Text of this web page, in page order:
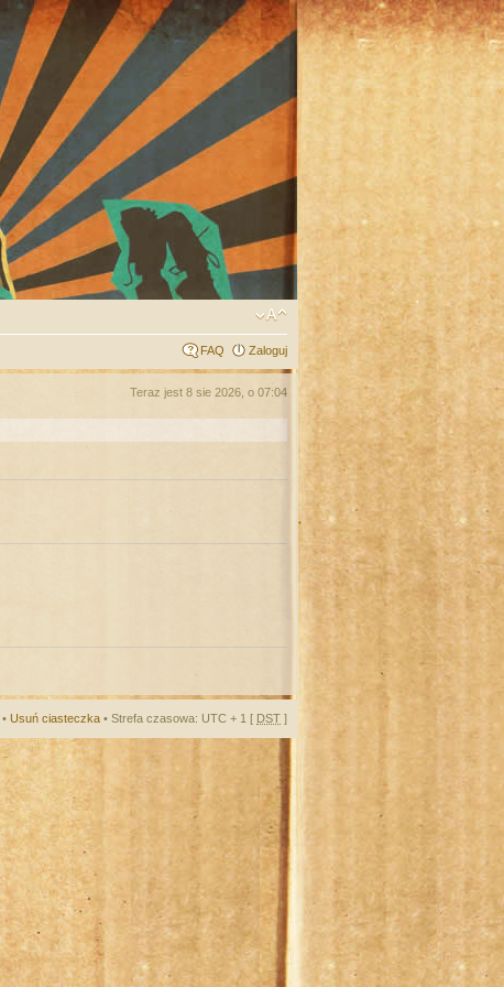
FAQ Zaloguj
Teraz jest 8 sie 2026, o 07:04
• Usuń ciasteczka • Strefa czasowa: UTC + 1 [ DST ]